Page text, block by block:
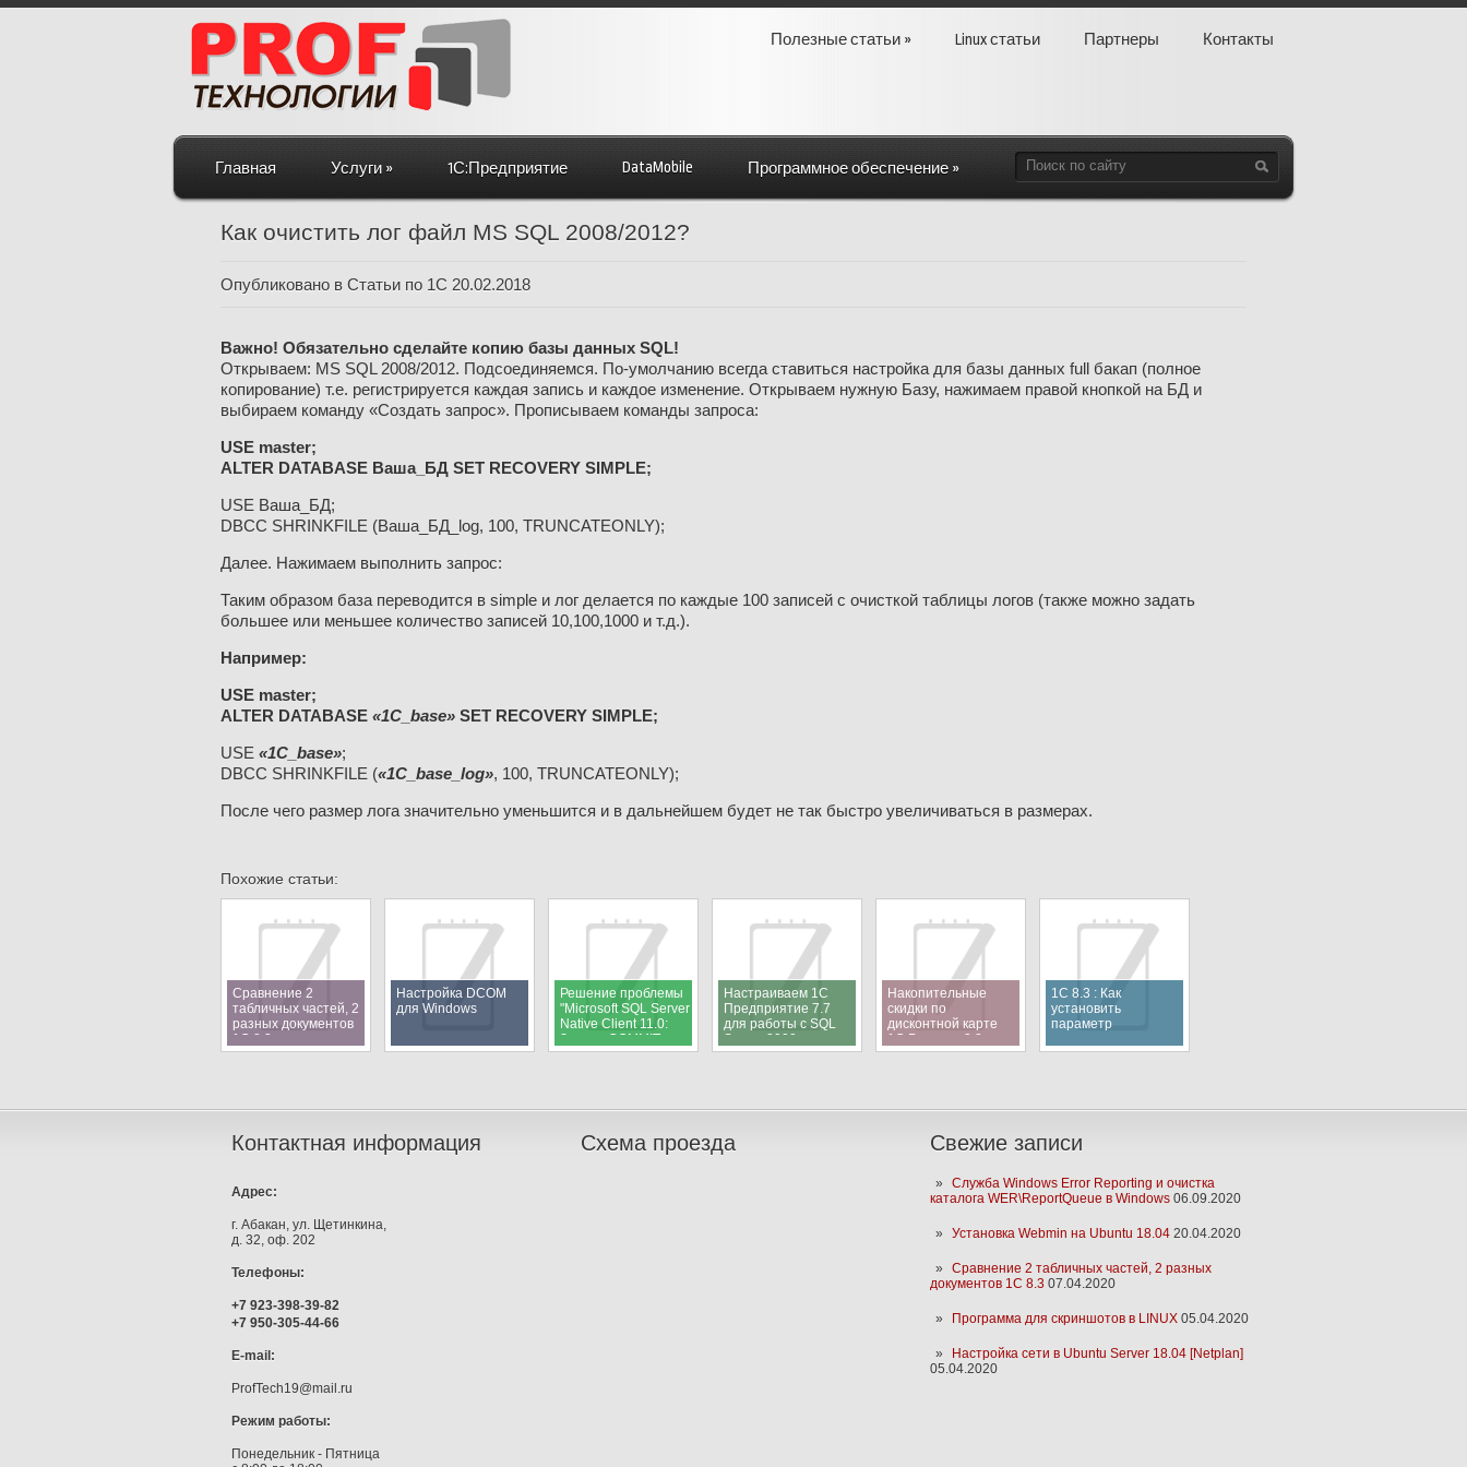
Полезные статьи » Linux статьи Партнеры Контакты
Главная Услуги » 1С:Предприятие DataMobile Программное обеспечение »
Как очистить лог файл MS SQL 2008/2012?
Опубликовано в Статьи по 1С 20.02.2018
Важно! Обязательно сделайте копию базы данных SQL!
Открываем: MS SQL 2008/2012. Подсоединяемся. По-умолчанию всегда ставиться настройка для базы данных full бакап (полное
копирование) т.е. регистрируется каждая запись и каждое изменение. Открываем нужную Базу, нажимаем правой кнопкой на БД и
выбираем команду «Создать запрос». Прописываем команды запроса:
USE master;
ALTER DATABASE Ваша_БД SET RECOVERY SIMPLE;
USE Ваша_БД;
DBCC SHRINKFILE (Ваша_БД_log, 100, TRUNCATEONLY);
Далее. Нажимаем выполнить запрос:
Таким образом база переводится в simple и лог делается по каждые 100 записей с очисткой таблицы логов (также можно задать
большее или меньшее количество записей 10,100,1000 и т.д.).
Например:
USE master;
ALTER DATABASE «1C_base» SET RECOVERY SIMPLE;
USE «1C_base»;
DBCC SHRINKFILE («1C_base_log», 100, TRUNCATEONLY);
После чего размер лога значительно уменьшится и в дальнейшем будет не так быстро увеличиваться в размерах.
Похожие статьи:
Сравнение 2
табличных частей, 2
разных документов
1С 8.3
Настройка DCOM
для Windows
Решение проблемы
"Microsoft SQL Server
Native Client 11.0:
Запрос COMMIT
TRANSACTION не
TRANSACTION"
Настраиваем 1С
Предприятие 7.7
для работы с SQL
Server 2000
Накопительные
скидки по
дисконтной карте
1С:Розница 2.2
1С 8.3 : Как
установить
параметр
списка?
Контактная информация
Адрес:
г. Абакан, ул. Щетинкина,
д. 32, оф. 202
Телефоны:
+7 923-398-39-82
+7 950-305-44-66
E-mail:
ProfTech19@mail.ru
Режим работы:
Понедельник - Пятница
Схема проезда Свежие записи
Служба Windows Error Reporting и очистка
каталога WER\ReportQueue в Windows 06.09.2020
Установка Webmin на Ubuntu 18.04 20.04.2020
Сравнение 2 табличных частей, 2 разных
документов 1С 8.3 07.04.2020
Программа для скриншотов в LINUX 05.04.2020
Настройка сети в Ubuntu Server 18.04 [Netplan]
05.04.2020